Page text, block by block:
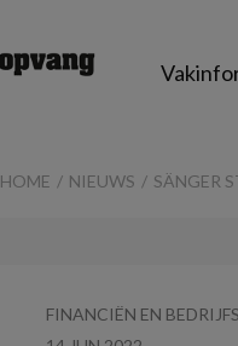
HOME NIEUWS SÄNGER
FINANCIËN EN